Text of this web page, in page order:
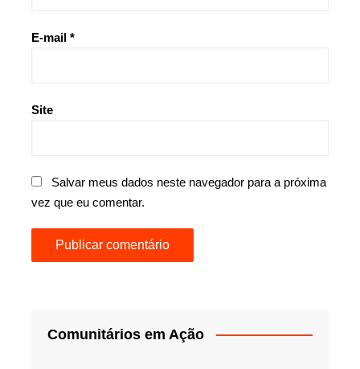
E-mail *
Site
Salvar meus dados neste navegador para a próxima
vez que eu comentar.
Comunitários em Ação